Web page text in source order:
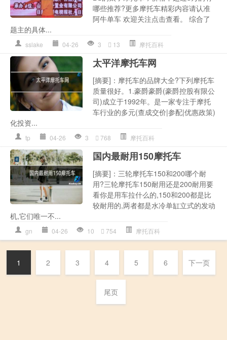
哪些推荐?更多摩托车精彩内容请认准
阿牛单车 欢迎关注点击查看。 综合了
题主的具体...
sslake 04-26 3 13 摩托百科
太平洋摩托车网
[摘要]：摩托车的品牌大全?下列摩托车
质量很好。1.豪爵豪爵(豪爵控股有限公
司)成立于1992年。是一家专注于摩托
车行业的多元(查成交价|参配|优惠政策)
化投资...
tp 04-26 3 768 摩托百科
国内最耐用150摩托车
[摘要]：三轮摩托车150和200哪个耐
用?三轮摩托车150耐用还是200耐用要
看你是用车拉什么的,150和200都是比
较耐用的,两者都是水冷单缸立式的发动
机,它们唯一不...
gn 04-26 10 754 摩托百科
1 2 3 4 5 6 下一页
尾页